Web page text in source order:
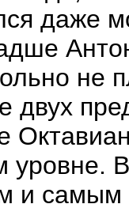
даже
не
двух
уровне.
и самым